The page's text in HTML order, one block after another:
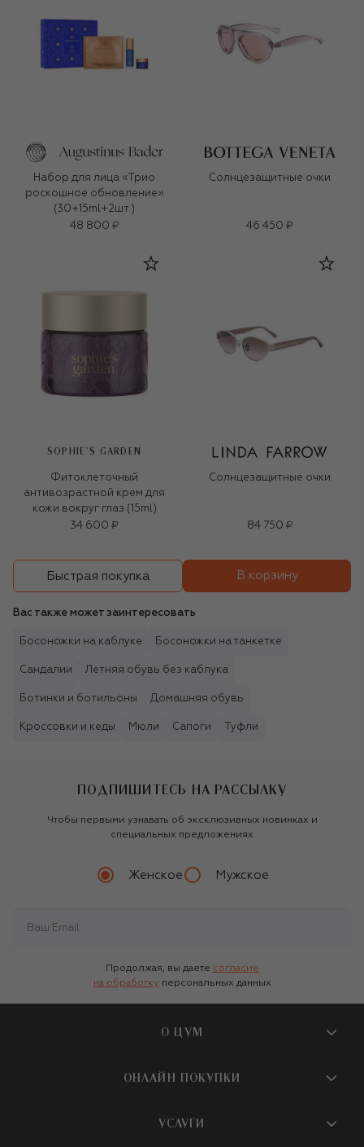
Набор для лица «Трио
роскошное обновление»
(30+15ml+2шт.)
48 800 ₽
Солнцезащитные очки
46 450 ₽
SOPHIE`S GARDEN
Фитоклеточный
антивозрастной крем для
кожи вокруг глаз (15ml)
34 600 ₽
Солнцезащитные очки
84 750 ₽
Быстрая покупка В корзину
Вас также может заинтересовать
Босоножки на каблуке Босоножки на танкетке
Сандалии Летняя обувь без каблука
Ботинки и ботильоны Домашняя обувь
Кроссовки и кеды Мюли Сапоги Туфли
ПОДПИШИТЕСЬ НА РАССЫЛКУ
Чтобы первыми узнавать об эксклюзивных новинках и
специальных предложениях
Женское Мужское
Продолжая, вы даете согласие
на обработку персональных данных
О ЦУМ
О магазине
Бутики и ПВЗ ЦУМ
ОНЛАЙН ПОКУПКИ
УСЛУГИ